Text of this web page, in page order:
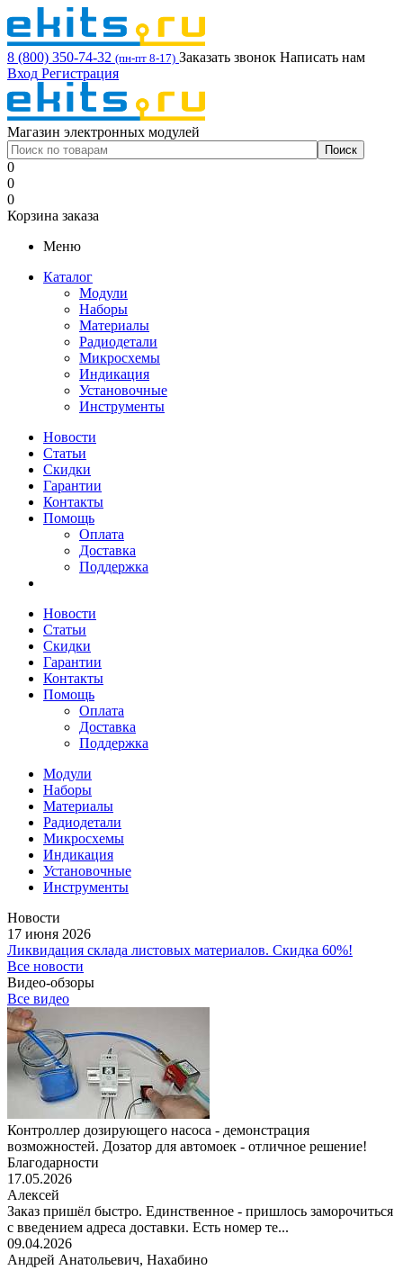
8 (800) 350-74-32 (пн-пт 8-17) Заказать звонок Написать нам
Вход Регистрация
Магазин электронных модулей
0
0
0
Корзина заказа
Меню
Каталог
Модули
Наборы
Материалы
Радиодетали
Микросхемы
Индикация
Установочные
Инструменты
Новости
Статьи
Скидки
Гарантии
Контакты
Помощь
Оплата
Доставка
Поддержка
Новости
Статьи
Скидки
Гарантии
Контакты
Помощь
Оплата
Доставка
Поддержка
Модули
Наборы
Материалы
Радиодетали
Микросхемы
Индикация
Установочные
Инструменты
Новости
17 июня 2026
Ликвидация склада листовых материалов. Скидка 60%!
Все новости
Видео-обзоры
Все видео
Контроллер дозирующего насоса - демонстрация
возможностей. Дозатор для автомоек - отличное решение!
Благодарности
17.05.2026
Алексей
Заказ пришёл быстро. Единственное - пришлось заморочиться
с введением адреса доставки. Есть номер те...
09.04.2026
Андрей Анатольевич, Нахабино